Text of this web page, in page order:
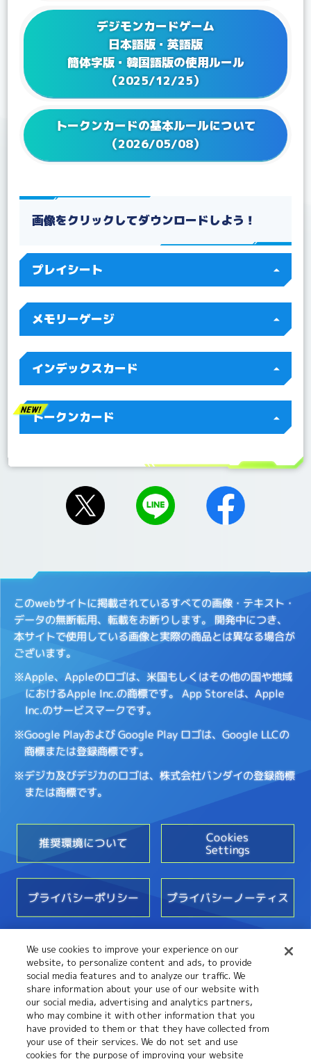
2023/02/17
Q&A ブースターパック VSロイヤルナイツ【BT-13】
を更新！
Q&Aを更新！
2022/12/27 Q&Aを更新！
Q&A テーマブースター オルタナティブビーイング
【EX-04】を更新！
2022/12/16 Q&Aを更新！
Q&A アドバンスデッキ ベルゼブモン【ST-14】を更
【BT-11】を更新！
2022/07/22
Q&A テーマブースター ドラゴンズロア【EX-03】を
更新！
2022/07/15 Q&Aを更新！
デジモンカードゲーム
日本語版・英語版
簡体字版・韓国語版の使用ルール
（2025/12/25）
トークンカードの基本ルールについて
（2026/05/08）
画像をクリックしてダウンロードしよう！
プレイシート
メモリーゲージ
インデックスカード
トークンカード
このwebサイトに掲載されているすべての画像・テキスト・
データの無断転用、転載をお断りします。 開発中につき、
本サイトで使用している画像と実際の商品とは異なる場合が
ございます。
※Apple、Appleのロゴは、米国もしくはその他の国や地域
におけるApple Inc.の商標です。 App Storeは、Apple
Inc.のサービスマークです。
※Google Playおよび Google Play ロゴは、Google LLCの
商標または登録商標です。
※デジカ及びデジカのロゴは、株式会社バンダイの登録商標
または商標です。
推奨環境について Cookies
Settings
プライバシーポリシー プライバシーノーティス
お問い合わせ
We use cookies to improve your experience on our
website, to personalize content and ads, to provide
social media features and to analyze our traffic. We
share information about your use of our website with
our social media, advertising and analytics partners,
who may combine it with other information that you
have provided to them or that they have collected from
your use of their services. We do not set and use
cookies for the purpose of improving your website